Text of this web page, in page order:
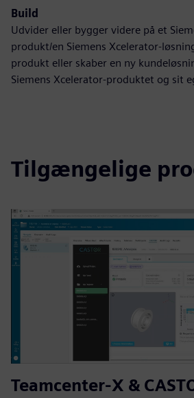
Build
Udvider eller bygger videre på et
produkt/en Siemens Xcelerator-
produkt eller skaber en ny
Siemens Xcelerator-produktet og sit
Tilgængelige
Teamcenter-X &